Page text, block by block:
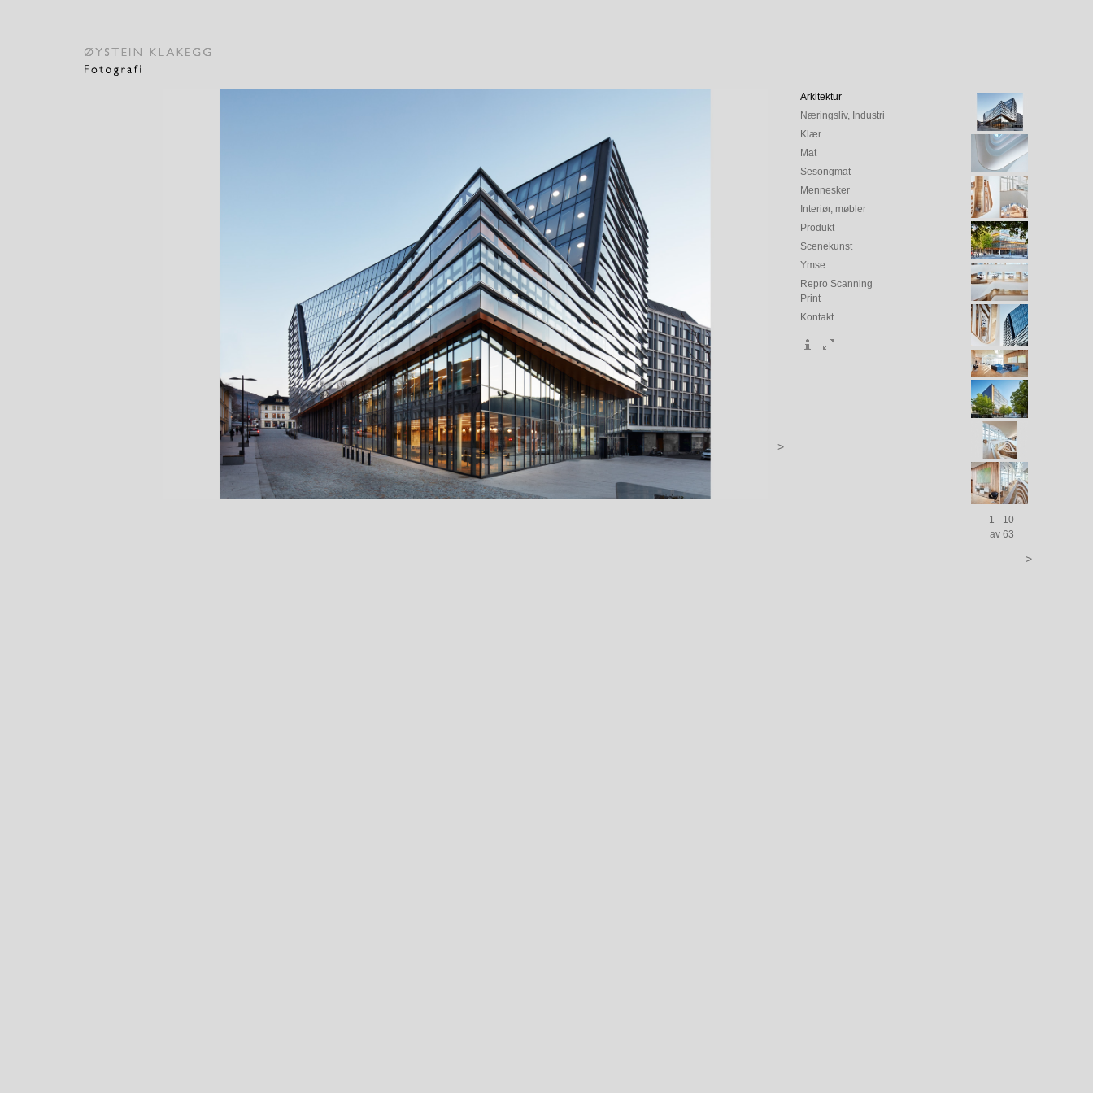
>
Arkitektur
Næringsliv, Industri
Klær
Mat
Sesongmat
Mennesker
Interiør, møbler
Produkt
Scenekunst
Ymse
Repro Scanning
Print
Kontakt
1 - 10
av 63
>